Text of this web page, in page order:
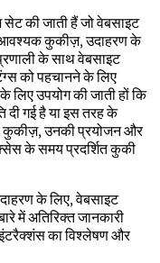
की जाती हैं जो वेबसाइट
कुकीज़, उदाहरण के
के साथ वेबसाइट
को पहचानने के लिए
लिए उपयोग की जाती हों कि
गई है या इस तरह के
कुकीज़, उनकी प्रयोजन और
के समय प्रदर्शित कुकी
के लिए, वेबसाइट
में अतिरिक्त जानकारी
का विश्लेषण और